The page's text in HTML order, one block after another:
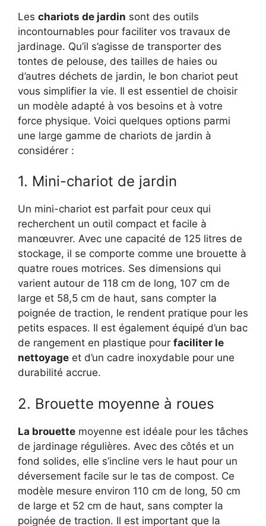
Les chariots de jardin sont des outils
incontournables pour faciliter vos travaux de
jardinage. Qu’il s’agisse de transporter des
tontes de pelouse, des tailles de haies ou
d’autres déchets de jardin, le bon chariot peut
vous simplifier la vie. Il est essentiel de choisir
un modèle adapté à vos besoins et à votre
force physique. Voici quelques options parmi
une large gamme de chariots de jardin à
considérer :
1. Mini-chariot de jardin
Un mini-chariot est parfait pour ceux qui
recherchent un outil compact et facile à
manœuvrer. Avec une capacité de 125 litres de
stockage, il se comporte comme une brouette à
quatre roues motrices. Ses dimensions qui
varient autour de 118 cm de long, 107 cm de
large et 58,5 cm de haut, sans compter la
poignée de traction, le rendent pratique pour les
petits espaces. Il est également équipé d’un bac
de rangement en plastique pour faciliter le
nettoyage et d’un cadre inoxydable pour une
durabilité accrue.
2. Brouette moyenne à roues
La brouette moyenne est idéale pour les tâches
de jardinage régulières. Avec des côtés et un
fond solides, elle s’incline vers le haut pour un
déversement facile sur le tas de compost. Ce
modèle mesure environ 110 cm de long, 50 cm
de large et 52 cm de haut, sans compter la
poignée de traction. Il est important que la